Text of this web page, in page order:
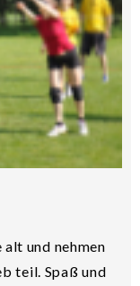
und nehmen
teil. Spaß und